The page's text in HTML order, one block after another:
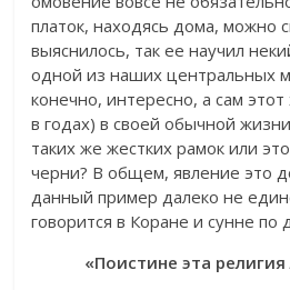
платок, находясь дома, можно
выяснилось, так ее научил
одной из наших центральных
конечно, интересно, а сам этот
в годах) в своей обычной
таких же жестких рамок или
черни? В общем, явление это
данный пример далеко не
говорится в Коране и сунне по
«Поистине эта религия